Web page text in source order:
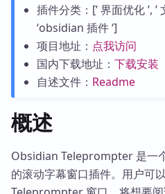
插件分类：[’ 界面优化 ’, ’
‘obsidian 插件 ‘]
项目地址： 点我访问
国内下载地址： 下载安装
自述文件： Readme
概述
Obsidian Teleprompter 是一
的滚动字幕窗口插件。用户可